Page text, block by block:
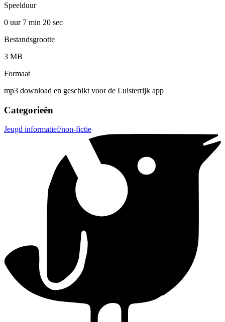
Speelduur
0 uur 7 min 20 sec
Bestandsgrootte
3 MB
Formaat
mp3 download en geschikt voor de Luisterrijk app
Categorieën
Jeugd informatief/non-fictie